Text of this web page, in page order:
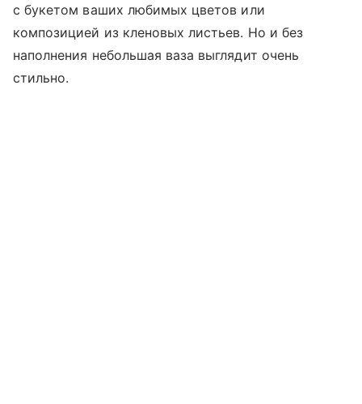
с букетом ваших любимых цветов или
композицией из кленовых листьев. Но и без
наполнения небольшая ваза выглядит очень
стильно.